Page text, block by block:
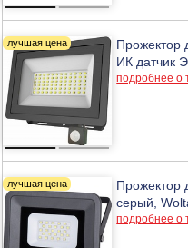
Прожектор
ИК датчик
подробнее о
Прожектор
серый,
подробнее о